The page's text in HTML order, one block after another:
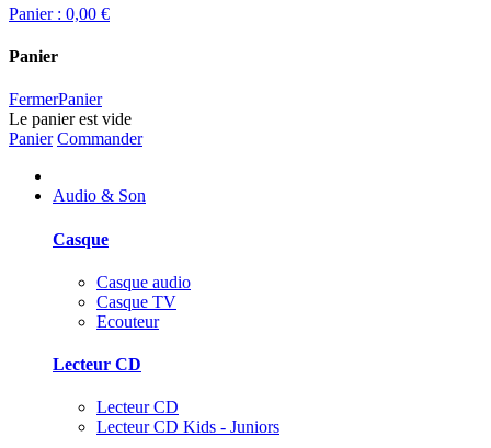
Panier : 0,00 €
Panier
FermerPanier
Le panier est vide
Panier Commander
Audio & Son
Casque
Casque audio
Casque TV
Ecouteur
Lecteur CD
Lecteur CD
Lecteur CD Kids - Juniors